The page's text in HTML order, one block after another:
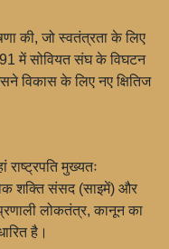
की, जो स्वतंत्रता के लिए
में सोवियत संघ के विघटन
विकास के लिए नए क्षितिज
मुख्यतः
शक्ति संसद (साइमें) और
लोकतंत्र, कानून का
है।